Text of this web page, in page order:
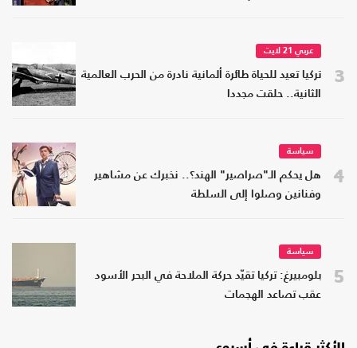
3
عربي 21 لايت
تركيا تعيد للحياة طائرة ألمانية نادرة من الحرب العالمية
الثانية.. حلقت مجددا
4
سياسة
هل يحكم الـ"صراصير" الهند؟.. نخبرك عن مشاهير
وفنانين وصلوا إلى السلطة
5
سياسة
بلومبيرغ: تركيا تقيّد حركة الملاحة في البحر الأسود
عقب تصاعد الهجمات